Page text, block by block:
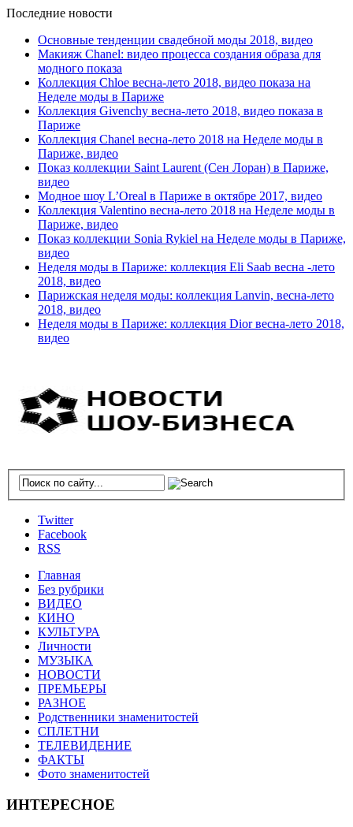
Последние новости
Основные тенденции свадебной моды 2018, видео
Макияж Chanel: видео процесса создания образа для
модного показа
Коллекция Chloe весна-лето 2018, видео показа на
Неделе моды в Париже
Коллекция Givenchy весна-лето 2018, видео показа в
Париже
Коллекция Chanel весна-лето 2018 на Неделе моды в
Париже, видео
Показ коллекции Saint Laurent (Сен Лоран) в Париже,
видео
Модное шоу L’Oreal в Париже в октябре 2017, видео
Коллекция Valentino весна-лето 2018 на Неделе моды в
Париже, видео
Показ коллекции Sonia Rykiel на Неделе моды в Париже,
видео
Неделя моды в Париже: коллекция Eli Saab весна -лето
2018, видео
Парижская неделя моды: коллекция Lanvin, весна-лето
2018, видео
Неделя моды в Париже: коллекция Dior весна-лето 2018,
видео
Twitter
Facebook
RSS
Главная
Без рубрики
ВИДЕО
КИНО
КУЛЬТУРА
Личности
МУЗЫКА
НОВОСТИ
ПРЕМЬЕРЫ
РАЗНОЕ
Родственники знаменитостей
СПЛЕТНИ
ТЕЛЕВИДЕНИЕ
ФАКТЫ
Фото знаменитостей
ИНТЕРЕСНОЕ